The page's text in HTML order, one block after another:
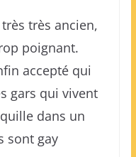
très ancien,
poignant.
accepté qui
gars qui vivent
dans un
sont gay